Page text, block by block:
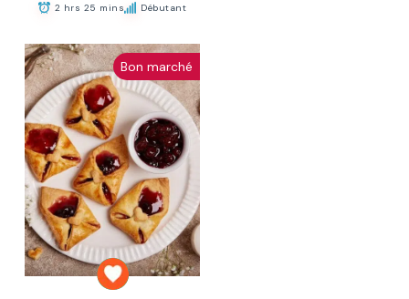
2 hrs 25 mins Débutant
Bon marché